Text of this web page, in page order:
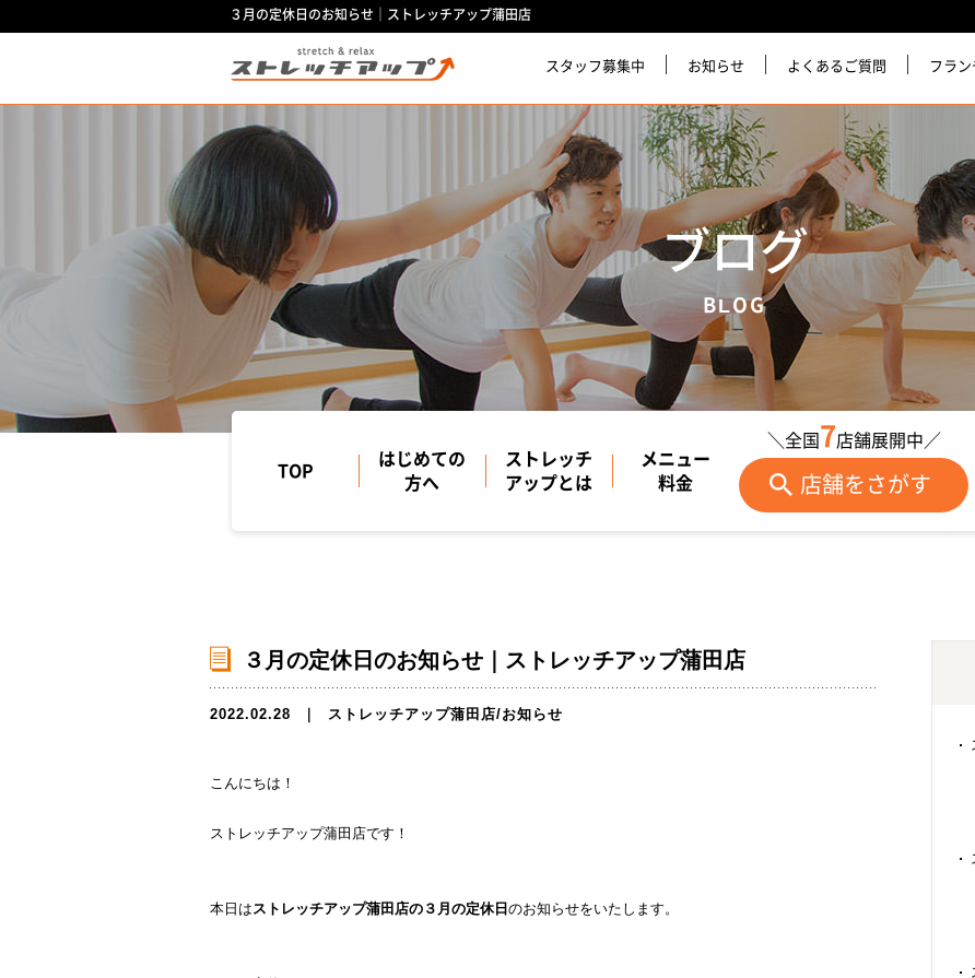
３月の定休日のお知らせ｜ストレッチアップ蒲田店
スタッフ募集中 お知らせ よくあるご質問 フラ
ブログ
BLOG
TOP
はじめての
方へ
ストレッチ
アップとは
メニュー
料金
＼全国 7店舗展開中／
店舗をさがす
３月の定休日のお知らせ｜ストレッチアップ蒲田店
2022.02.28 ストレッチアップ蒲田店/お知らせ
こんにちは！
ストレッチアップ蒲田店です！
本日はストレッチアップ蒲田店の３ 月の定休日 のお知らせをいたします。